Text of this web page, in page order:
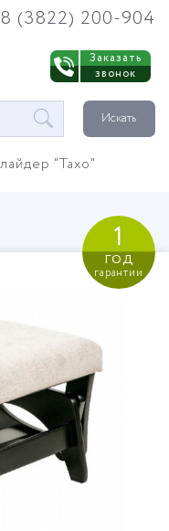
8 (3822) 200-904
Заказать
звонок
Искать
"Тахо"
1
год
гарантии